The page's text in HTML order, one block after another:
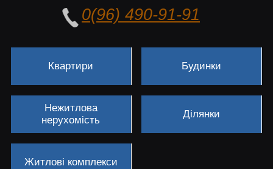
0(96) 490-91-91
Квартири Будинки
Нежитлова
нерухомість
Ділянки
Житлові комплекси